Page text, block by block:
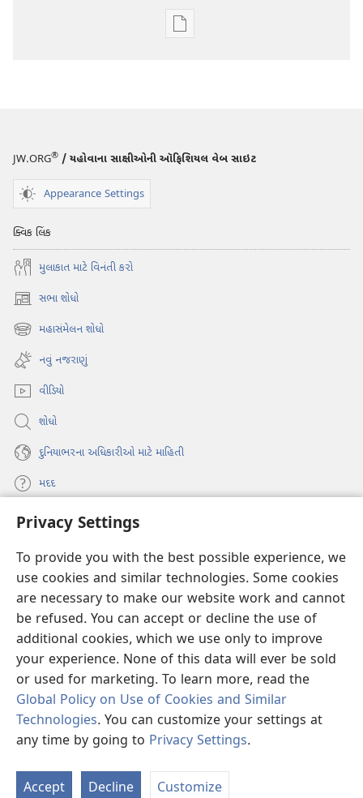
Privacy Settings
To provide you with the best possible experience, we
use cookies and similar technologies. Some cookies
are necessary to make our website work and cannot
be refused. You can accept or decline the use of
additional cookies, which we use only to improve
your experience. None of this data will ever be sold
or used for marketing. To learn more, read the
Global Policy on Use of Cookies and Similar
Technologies. You can customize your settings at
any time by going to Privacy Settings.
Accept Decline Customize
ડિજિટલ
મૅગેઝિન
JW.ORG® / યહોવાના સાક્ષીઓની ઑફિશિયલ વેબ સાઇટ
Appearance Settings
ક્વિક લિંક
મુલાકાત માટે વિનંતી કરો
સભા શોધો
(opens
new મહાસંમેલન શોધો
(opens
new
window)
નવું નજરાણું
વીડિયો
શોધો
દુનિયાભરના અધિકારીઓ માટે માહિતી
મદદ
દાન
new
window)વોચટાવર ઓનલાઇન લાઇબ્રેરી
(opens
new
window)JW Hub
(opens
new
window)
Copyright © 2026 Watch Tower Bible and Tract Society of Pennsylvania.
ઉપયોગ કરવા માટેની શરતો પ્રાઇવસી પોલિસી |PRIVACY SETTINGS